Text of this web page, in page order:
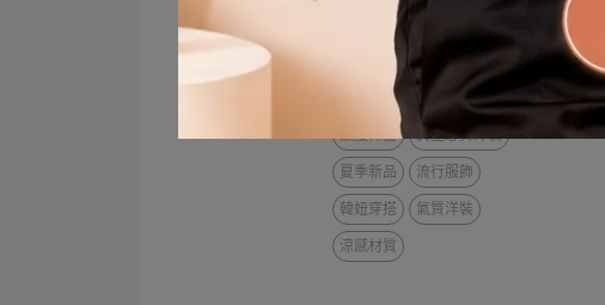
遮小腹穿搭
網美穿搭
夏日韓風
肉肉女洋裝
夏天怎麼穿顯瘦
顯瘦神器
女生必買洋裝
夏季新品
流行服飾
韓妞穿搭
氣質洋裝
涼感材質